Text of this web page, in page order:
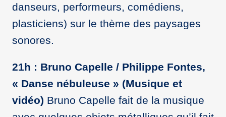
danseurs, performeurs, comédiens,
plasticiens) sur le thème des paysages
sonores.
21h : Bruno Capelle / Philippe Fontes,
« Danse nébuleuse » (Musique et
vidéo) Bruno Capelle fait de la musique